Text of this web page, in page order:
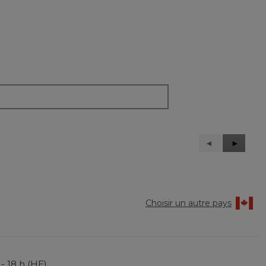
Précédent
Reviews
◄
Suivant
Reviews
►
Choisir un autre pays
18 h (HE)